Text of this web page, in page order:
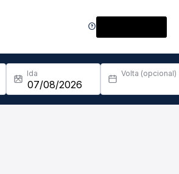
Ida Volta (opcional)